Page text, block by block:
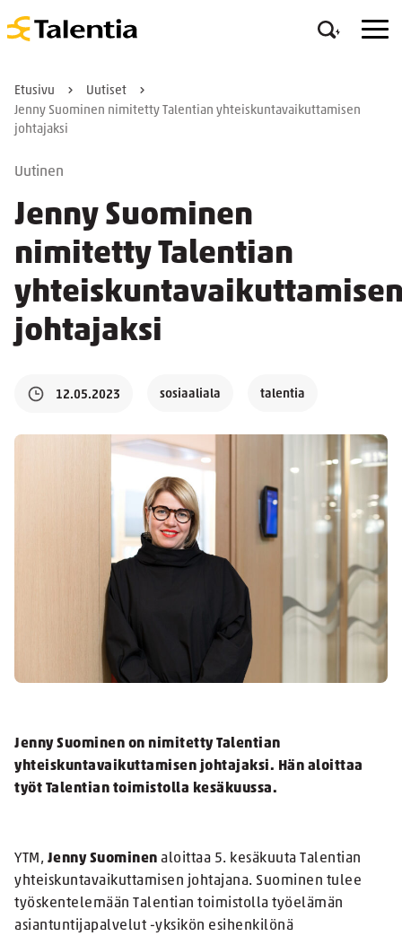
Etusivu
Uutiset
Jenny Suominen nimitetty Talentian yhteiskuntavaikuttamisen
johtajaksi
Uutinen
Jenny Suominen
nimitetty Talentian
johtajaksi
12.05.2023 sosiaaliala talentia
Jenny Suominen on nimitetty Talentian
yhteiskuntavaikuttamisen johtajaksi. Hän aloittaa
työt Talentian toimistolla kesäkuussa.
YTM, Jenny Suominen aloittaa 5. kesäkuuta Talentian
yhteiskuntavaikuttamisen johtajana. Suominen tulee
työskentelemään Talentian toimistolla työelämän
asiantuntijapalvelut -yksikön esihenkilönä